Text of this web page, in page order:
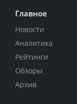
Главное
Новости
Аналитика
Рейтинги
Обзоры
Архив